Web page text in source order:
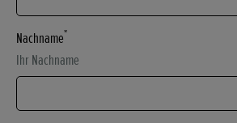
Nachname*
Ihr Nachname